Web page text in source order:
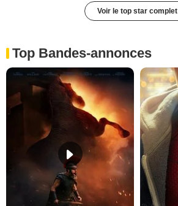
Voir le top star complet
Top Bandes-annonces